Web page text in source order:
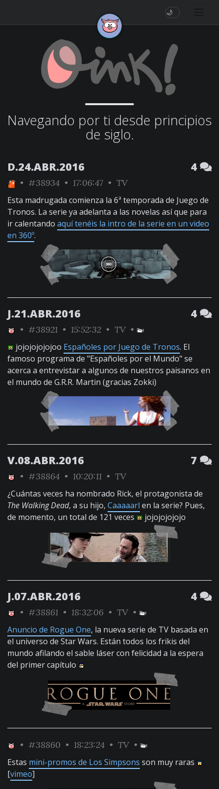
🌙
Navegando por ti desde principios
de siglo.
D.24.ABR.2016 4
• #38934 • 17:06:47 • TV
Esta madrugada comienza la 6ª temporada de Juego de
Tronos. La serie ya adelanta a las novelas así que para
ir calentando aquí tenéis la intro de la serie en un video
en 360º.
J.21.ABR.2016 4
• #38921 • 15:52:32 • TV•
jojojojojojoo Españoles por Juego de Tronos. El
famoso programa de "Españoles por el Mundo" se
acerca a entrevistar a algunos de nuestros paisanos en
el mundo de G.R.R. Martin (gracias Zokki)
V.08.ABR.2016 7
• #38864 • 10:20:11 • TV
¿Cuántas veces ha nombrado Rick, el protagonista de
The Walking Dead, a su hijo, Caaaaarl en la serie? Pues,
de momento, un total de 121 veces
jojojojojojo
J.07.ABR.2016 4
• #38861 • 18:32:06 • TV•
Anuncio de Rogue One, la nueva serie de TV basada en
el universo de Star Wars. Están todos los frikis del
mundo afilando el sable láser con felicidad a la espera
del primer capítulo
• #38860 • 18:23:24 • TV•
Estas mini-promos de Los Simpsons son muy raras
[vimeo]